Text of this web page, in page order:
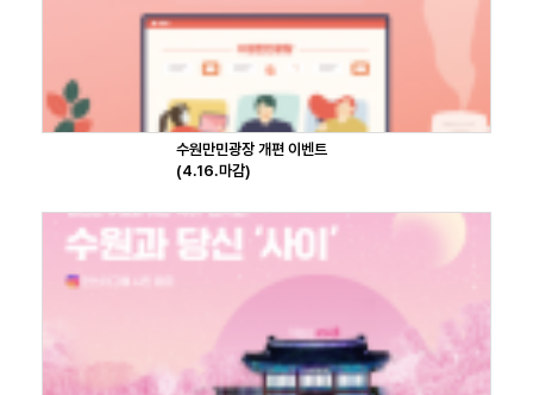
수원만민광장 개편 이벤트
(4.16.마감)